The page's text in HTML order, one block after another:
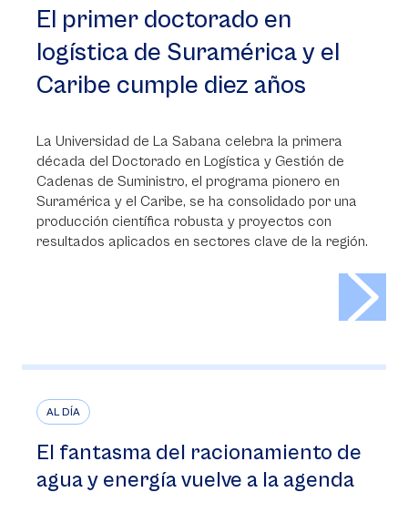
El primer doctorado en
logística de Suramérica y el
Caribe cumple diez años
La Universidad de La Sabana celebra la primera
década del Doctorado en Logística y Gestión de
Cadenas de Suministro, el programa pionero en
Suramérica y el Caribe, se ha consolidado por una
producción científica robusta y proyectos con
resultados aplicados en sectores clave de la región.
AL DÍA
El fantasma del racionamiento de
agua y energía vuelve a la agenda